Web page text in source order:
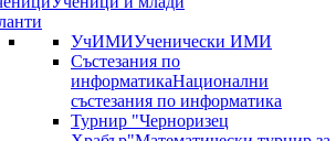
УчИМИУченически ИМИ
Състезания по
информатикаНационални
състезания по информатика
Турнир "Черноризец